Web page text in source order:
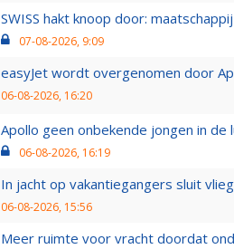
SWISS hakt knoop door:
07-08-2026, 9:09
easyJet wordt overgenomen door
06-08-2026, 16:20
Apollo geen onbekende jongen in de
06-08-2026, 16:19
In jacht op vakantiegangers sluit
06-08-2026, 15:56
Meer ruimte voor vracht doordat